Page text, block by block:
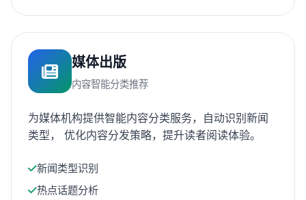
媒体出版
内容智能分类推荐
为媒体机构提供智能内容分类服务，自动识别新闻
类型， 优化内容分发策略，提升读者阅读体验。
新闻类型识别
热点话题分析